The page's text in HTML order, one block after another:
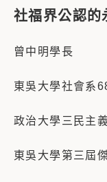
社福界公認的
曾中明學長
東吳大學社會系
政治大學三民主
東吳大學第三屆